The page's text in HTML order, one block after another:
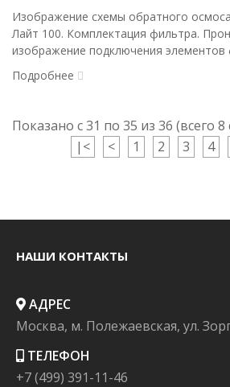
Изображение схемы обратного
Лайт 100. Комплектация фильтра.
изображение подключения элементов
Подробнее
Показано с 31 по 35 из 36 (всего
|<
< 1 2 3 4
НАШИ КОНТАКТЫ
АДРЕС
Москва, м. Полежаевская, ул.
ТЕЛЕФОН
+7 (499) 391-11-46